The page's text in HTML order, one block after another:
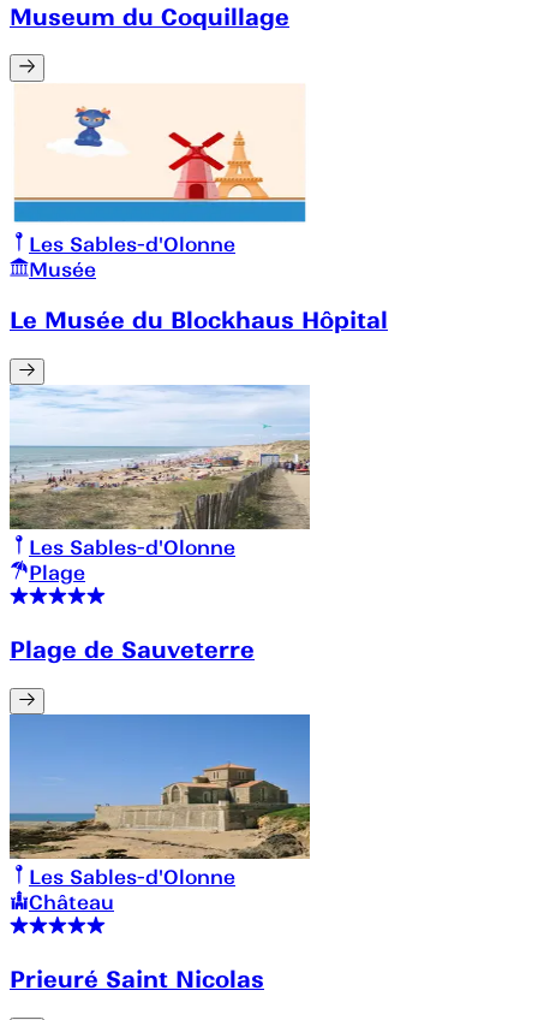
Museum du Coquillage
Les Sables-d'Olonne
Musée
Le Musée du Blockhaus Hôpital
Les Sables-d'Olonne
Plage
Plage de Sauveterre
Les Sables-d'Olonne
Château
Prieuré Saint Nicolas